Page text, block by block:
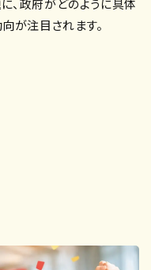
が注目されます。